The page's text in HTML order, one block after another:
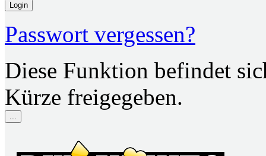
Login
Passwort vergessen?
Diese Funktion befindet
Kürze freigegeben.
...